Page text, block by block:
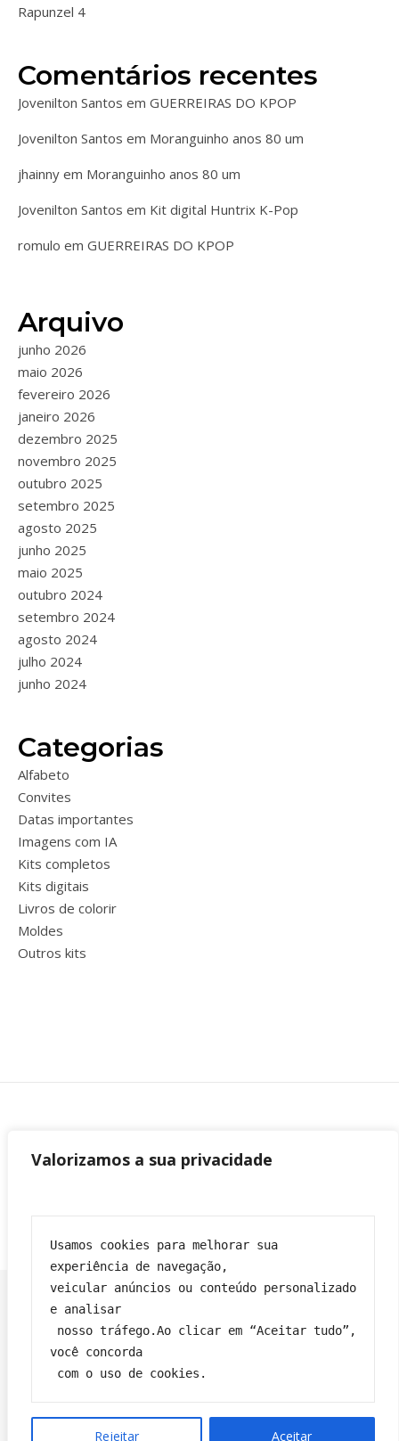
Valorizamos a sua privacidade
Usamos cookies para melhorar sua
experiência de navegação,
veicular anúncios ou conteúdo personalizado
e analisar
você concorda
com o uso de cookies.
Rejeitar Aceitar
Rapunzel 4
Comentários recentes
Jovenilton Santos em GUERREIRAS DO KPOP
Jovenilton Santos em Moranguinho anos 80 um
jhainny em Moranguinho anos 80 um
Jovenilton Santos em Kit digital Huntrix K-Pop
romulo em GUERREIRAS DO KPOP
Arquivo
junho 2026
maio 2026
fevereiro 2026
janeiro 2026
dezembro 2025
novembro 2025
outubro 2025
setembro 2025
agosto 2025
junho 2025
maio 2025
outubro 2024
setembro 2024
agosto 2024
julho 2024
junho 2024
Categorias
Alfabeto
Convites
Datas importantes
Imagens com IA
Kits completos
Kits digitais
Livros de colorir
Moldes
Outros kits
Franciane|Tema Bard por WP Royal.
Política de privacidade
VOLTAR PARA O TOPO